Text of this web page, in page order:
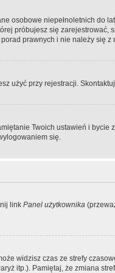
osobowe niepełnoletnich
próbujesz się
prawnych i nie należy się z
użyć przy rejestracji.
Twoich ustawień i
się.
link Panel użytkownika
widzisz czas ze strefy
itp.). Pamiętaj, że zmiana